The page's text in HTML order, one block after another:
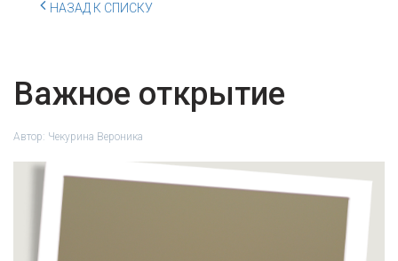
НАЗАД К СПИСКУ
Важное открытие
Автор: Чекурина Вероника